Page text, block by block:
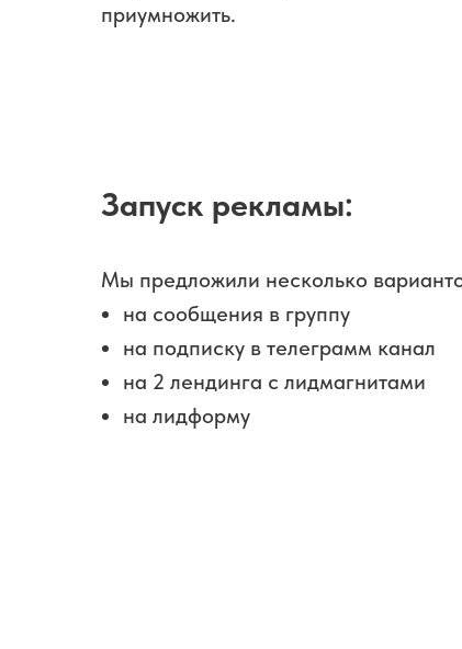
приумножить.
Запуск рекламы:
Мы предложили несколько
на сообщения в группу
на подписку в телеграмм канал
на 2 лендинга с лидмагнитами
на лидформу